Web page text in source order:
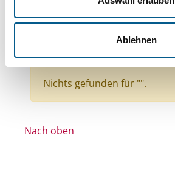
Ablehnen
Themen: Natur- & Umweltschutz
Stiftungstyp: Lokale Stiftung
Alle Filter entfernen
Nichts gefunden für "".
Nach oben